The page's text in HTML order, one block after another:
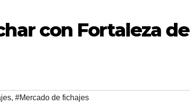
con Fortaleza de
, #Mercado de fichajes